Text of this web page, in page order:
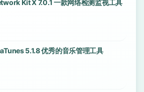
Kit X 7.0.1 一款网络检测监视工具
5.1.8 优秀的音乐管理工具